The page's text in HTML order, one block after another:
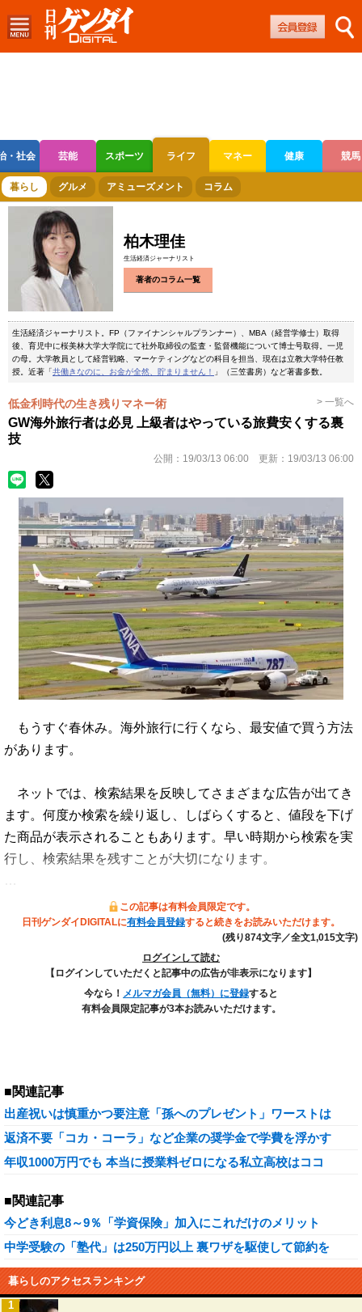
・社会 芸能 スポーツ ライフ マネー 健康 競馬
ボートレース 競輪 オートレース
暮らし グルメ アミューズメント コラム
柏木理佳
生活経済ジャーナリスト
著者のコラム一覧
生活経済ジャーナリスト。FP（ファイナンシャルプランナー）、MBA（経営学修士）取得
後、育児中に桜美林大学大学院にて社外取締役の監査・監督機能について博士号取得。一児
の母。大学教員として経営戦略、マーケティングなどの科目を担当、現在は立教大学特任教
授。近著「共働きなのに、お金が全然、貯まりません！ 」（三笠書房）など著書多数。
低金利時代の生き残りマネー術 > 一覧へ
GW海外旅行者は必見 上級者はやっている旅費安くする裏
技
公開： 19/03/13 06:00 更新： 19/03/13 06:00
もうすぐ春休み。海外旅行に行くなら、最安値で買う方法
があります。
ネットでは、検索結果を反映してさまざまな広告が出てき
ます。何度か検索を繰り返し、しばらくすると、値段を下げ
た商品が表示されることもあります。早い時期から検索を実
行し、検索結果を残すことが大切になります。
この記事は有料会員限定です。
日刊ゲンダイDIGITALに有料会員登録すると続きをお読みいただけます。
(残り874文字／全文1,015文字)
ログインして読む
【ログインしていただくと記事中の広告が非表示になります】
今なら！ メルマガ会員（無料）に登録すると
有料会員限定記事が3本お読みいただけます。
■関連記事
出産祝いは慎重かつ要注意「孫へのプレゼント」ワーストは
返済不要「コカ・コーラ」など企業の奨学金で学費を浮かす
年収1000万円でも 本当に授業料ゼロになる私立高校はココ
■関連記事
今どき利息8～9％「学資保険」加入にこれだけのメリット
中学受験の「塾代」は250万円以上 裏ワザを駆使して節約を
暮らしのアクセスランキング
1